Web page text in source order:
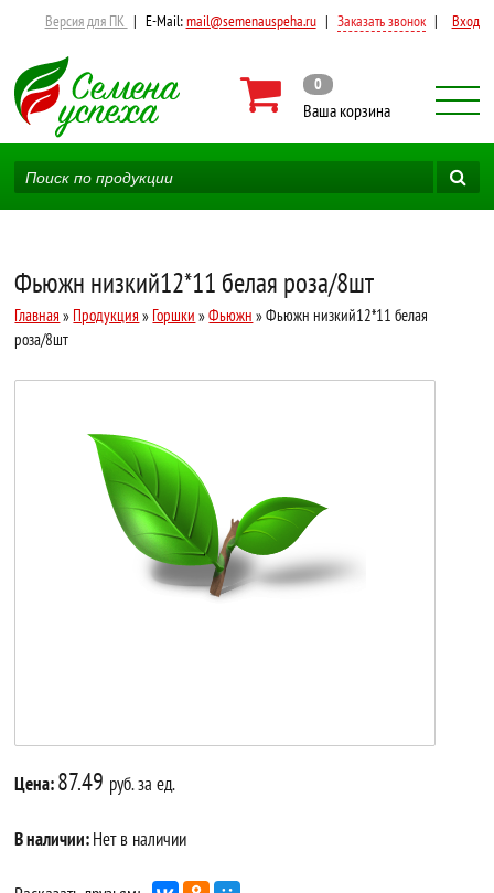
Версия для ПК | E-Mail:mail@semenauspeha.ru | Заказать звонок | Вход
0
Ваша корзина
Фьюжн низкий12*11 белая роза/8шт
Главная » Продукция » Горшки »Фьюжн » Фьюжн низкий12*11 белая
роза/8шт
Цена:87.49 руб. за ед.
В наличии:Нет в наличии